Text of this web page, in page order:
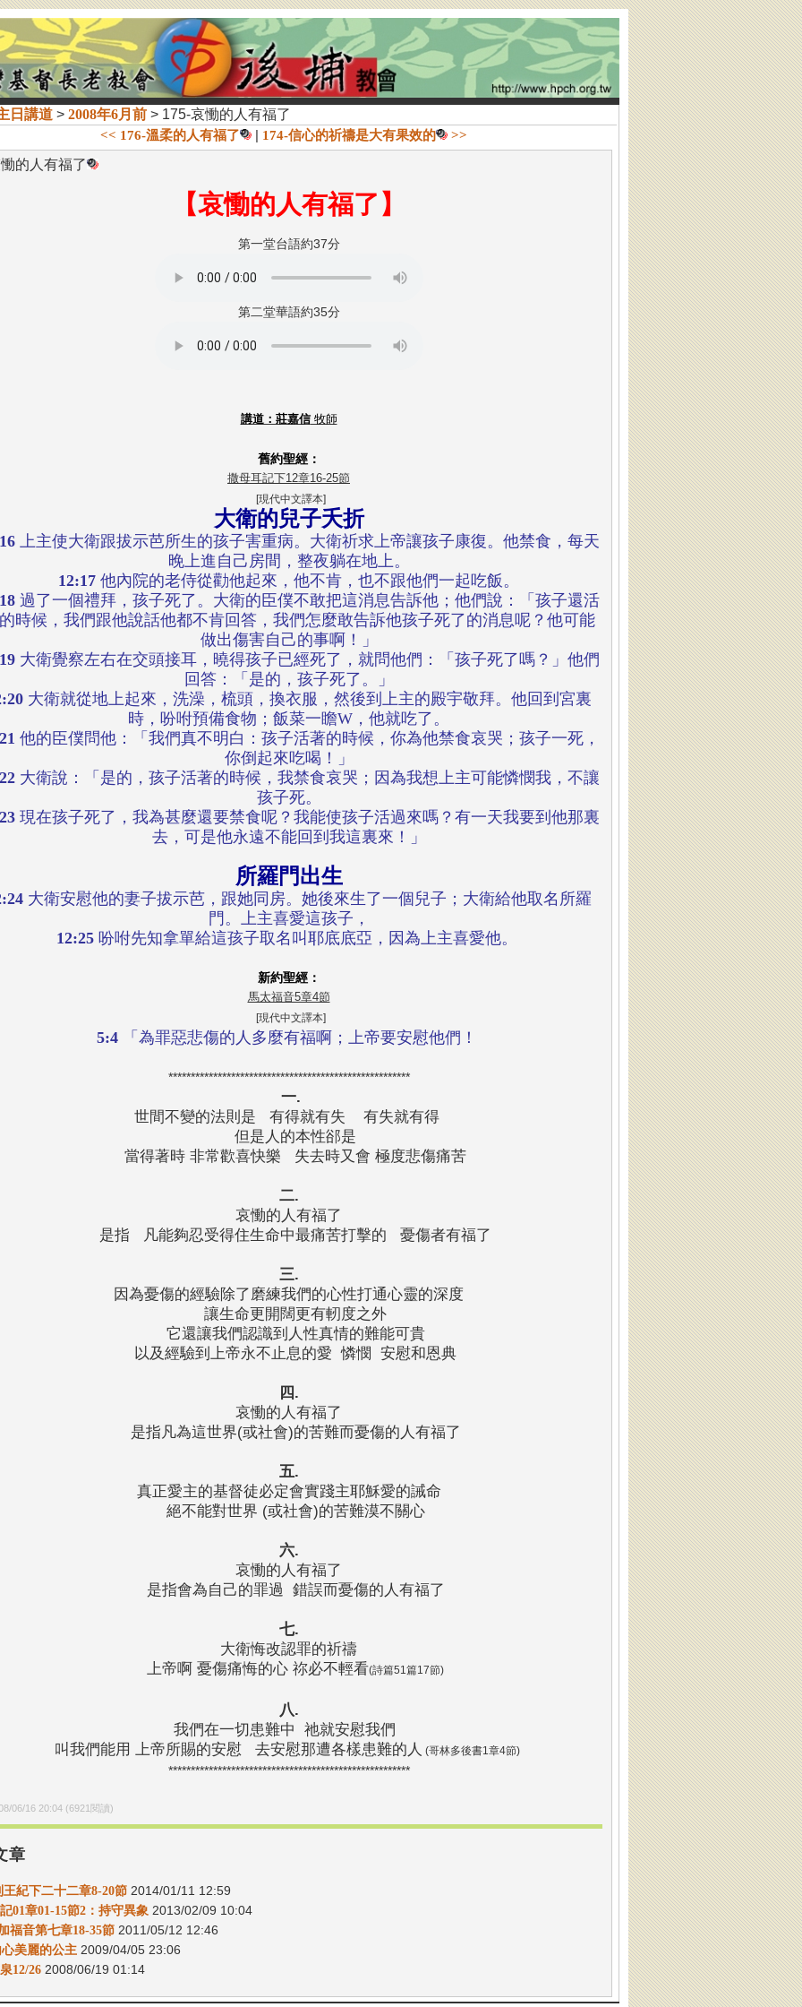
日講道> 2008年6月前> 175-哀慟的人有福了
<< 176-溫柔的人有福了 | 174-信心的祈禱是大有果效的 >>
的人有福了
【哀慟的人有福了】
第一堂台語約37分
第二堂華語約35分
講道：莊嘉信牧師
舊約聖經：
撒母耳記下12章16-25節
[現代中文譯本]
大衛的兒子夭折
上主使大衛跟拔示芭所生的孩子害重病。大衛祈求上帝讓孩子康復。他禁食，每天
晚上進自己房間，整夜躺在地上。
12:17 他內院的老侍從勸他起來，他不肯，也不跟他們一起吃飯。
過了一個禮拜，孩子死了。大衛的臣僕不敢把這消息告訴他；他們說：「孩子還活
時候，我們跟他說話他都不肯回答，我們怎麼敢告訴他孩子死了的消息呢？他可能
做出傷害自己的事啊！」
大衛覺察左右在交頭接耳，曉得孩子已經死了，就問他們：「孩子死了嗎？」他們
回答：「是的，孩子死了。」
大衛就從地上起來，洗澡，梳頭，換衣服，然後到上主的殿宇敬拜。他回到宮裏
時，吩咐預備食物；飯菜一瞻W，他就吃了。
他的臣僕問他：「我們真不明白：孩子活著的時候，你為他禁食哀哭；孩子一死，
你倒起來吃喝！」
大衛說：「是的，孩子活著的時候，我禁食哀哭；因為我想上主可能憐憫我，不讓
孩子死。
現在孩子死了，我為甚麼還要禁食呢？我能使孩子活過來嗎？有一天我要到他那裏
去，可是他永遠不能回到我這裏來！」
所羅門出生
大衛安慰他的妻子拔示芭，跟她同房。她後來生了一個兒子；大衛給他取名所羅
門。上主喜愛這孩子，
12:25吩咐先知拿單給這孩子取名叫耶底底亞，因為上主喜愛他。
新約聖經：
馬太福音5章4節
[現代中文譯本]
5:4「為罪惡悲傷的人多麼有福啊；上帝要安慰他們！
******************************************************
一.
世間不變的法則是 有得就有失 有失就有得
但是人的本性郤是
當得著時 非常歡喜快樂 失去時又會 極度悲傷痛苦
二.
哀慟的人有福了
是指 凡能夠忍受得住生命中最痛苦打擊的 憂傷者有福了
三.
因為憂傷的經驗除了磨練我們的心性打通心靈的深度
讓生命更開闊更有軔度之外
它還讓我們認識到人性真情的難能可貴
以及經驗到上帝永不止息的愛 憐憫 安慰和恩典
四.
哀慟的人有福了
是指凡為這世界(或社會)的苦難而憂傷的人有福了
五.
真正愛主的基督徒必定會實踐主耶穌愛的誡命
絕不能對世界 (或社會)的苦難漠不關心
六.
哀慟的人有福了
是指會為自己的罪過 錯誤而憂傷的人有福了
七.
大衛悔改認罪的祈禱
上帝啊 憂傷痛悔的心 祢必不輕看(詩篇51篇17節)
八.
我們在一切患難中 祂就安慰我們
叫我們能用 上帝所賜的安慰 去安慰那遭各樣患難的人 (哥林多後書1章4節)
******************************************************
06/16 20:04(6921 閱讀)
章
王紀下二十二章8-20節2014/01/11 12:59
01章01-15節2：持守異象 2013/02/09 10:04
福音第七章18-35節2011/05/12 12:46
美麗的公主2009/04/05 23:06
12/262008/06/19 01:14